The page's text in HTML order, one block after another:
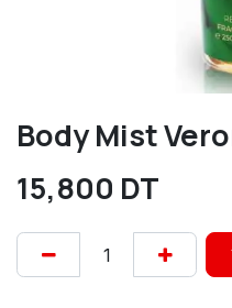
Body Mist
15,800 DT